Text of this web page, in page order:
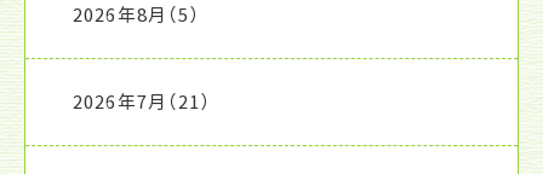
2026年8月 （5）
2026年7月 （21）